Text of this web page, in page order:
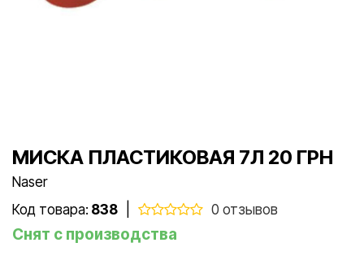
МИСКА ПЛАСТИКОВАЯ 7Л 20 ГРН
Naser
Код товара: 838 0 отзывов
Снят с производства